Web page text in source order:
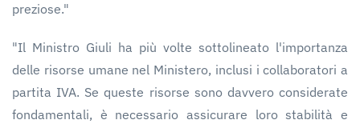
preziose."
"Il Ministro Giuli ha più volte sottolineato l'importanza
delle risorse umane nel Ministero, inclusi i collaboratori a
partita IVA. Se queste risorse sono davvero considerate
fondamentali, è necessario assicurare loro stabilità e